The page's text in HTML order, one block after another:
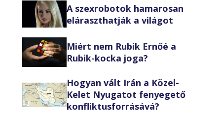
A szexrobotok hamarosan
eláraszthatják a világot
Miért nem Rubik Ernőé a
Rubik-kocka joga?
Hogyan vált Irán a Közel-
Kelet Nyugatot fenyegető
konfliktusforrásává?